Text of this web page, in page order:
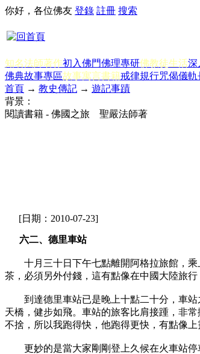
你好，各位佛友 登錄 註冊 搜索
知名法師著作初入佛門佛理專研佛教徒生活深
佛典故事專區故事寓言書籍戒律規行咒偈儀軌
首頁 → 教史傳記 → 遊記事蹟
背景：
閱讀書籍 - 佛國之旅 聖嚴法師著
[日期：2010-07-23]
六二、德里車站
十月三十日下午七點離開阿格拉旅館，乘
茶，必須另外付錢，這有點像在中國大陸旅行
到達德里車站已是晚上十點二十分，車站
天橋，健步如飛。車站的旅客比肩接踵，非
不捨，所以我跑得快，他跑得更快，有點像
更妙的是當大家剛剛登上久候在火車站停